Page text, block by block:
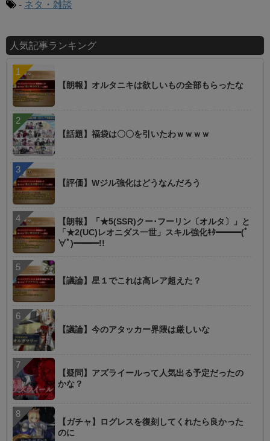
- ネタ・雑談
人気記事ランキング
【朗報】オルタニキは欲しいもの全部もらったな
【話題】福袋は〇〇を引いたわｗｗｗｗ
【評価】Wジル強化はどうなんだろう
【朗報】「★5(SSR)クー･フーリン〔オルタ〕」と
「★2(UC)レオニダス一世」スキル強化ｷﾀ━━━(ﾟ
∀ﾟ)━━━!!
【議論】星１でこれは高レア超えた？
【議論】今のアタッカー界隈は厳しいな
【疑問】アズライールって人気出る予定だったの
かな？
【ガチャ】ログレスを復刻してくれたら良かった
のに